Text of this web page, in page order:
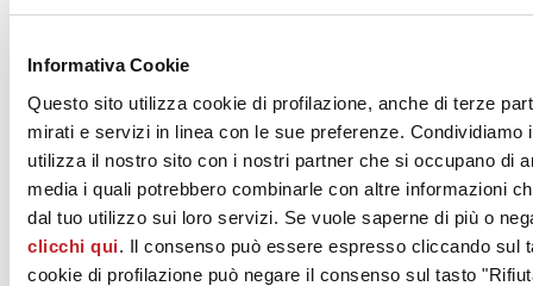
Informativa Cookie
Questo sito utilizza cookie di profilazione, anche di terze
mirati e servizi in linea con le sue preferenze.
utilizza il nostro sito con i nostri partner che si occupano di
media i quali potrebbero combinarle con altre informazioni
dal tuo utilizzo sui loro servizi. Se vuole saperne di più o
clicchi qui. Il consenso può essere espresso cliccando sul
cookie di profilazione può negare il consenso sul tasto
News
aziende